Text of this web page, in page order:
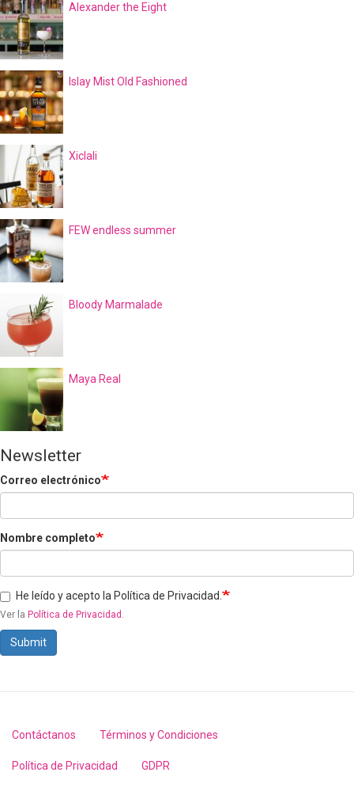
Alexander the Eight
Islay Mist Old Fashioned
Xiclali
FEW endless summer
Bloody Marmalade
Maya Real
Newsletter
Correo electrónico
Nombre completo
He leído y acepto la Política de Privacidad.
Ver la Política de Privacidad .
Submit
Footer
menu
Contáctanos Términos y Condiciones
Política de Privacidad GDPR